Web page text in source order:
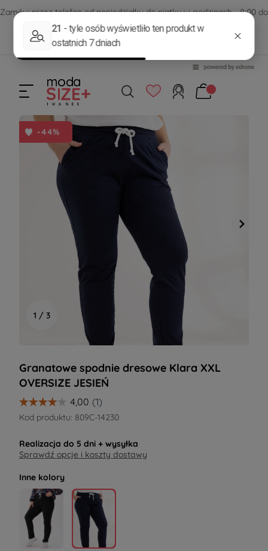
Zamów przez telefon od poniedziałku do piątku w godzinach - 8:00 do
15:00
570 390 351
sklep@modasizeplus.pl
-44%
1 / 3
Granatowe spodnie dresowe Klara XXL
OVERSIZE JESIEŃ
Kod produktu: 809C-14230
Realizacja do 5 dni + wysyłka
Sprawdź opcje i koszty dostawy
Inne kolory